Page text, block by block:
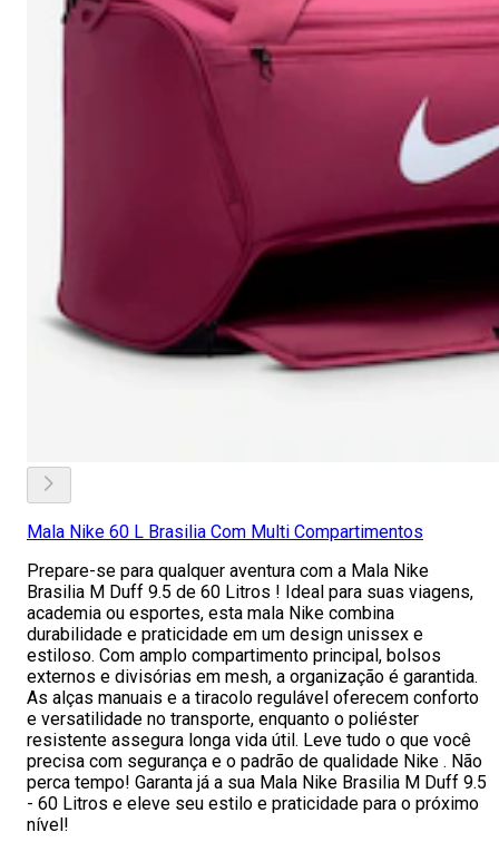
Mala Nike 60 L Brasilia Com Multi Compartimentos
Prepare-se para qualquer aventura com a Mala Nike
Brasilia M Duff 9.5 de 60 Litros ! Ideal para suas viagens,
academia ou esportes, esta mala Nike combina
durabilidade e praticidade em um design unissex e
estiloso. Com amplo compartimento principal, bolsos
externos e divisórias em mesh, a organização é garantida.
As alças manuais e a tiracolo regulável oferecem conforto
e versatilidade no transporte, enquanto o poliéster
resistente assegura longa vida útil. Leve tudo o que você
precisa com segurança e o padrão de qualidade Nike . Não
perca tempo! Garanta já a sua Mala Nike Brasilia M Duff 9.5
- 60 Litros e eleve seu estilo e praticidade para o próximo
nível!